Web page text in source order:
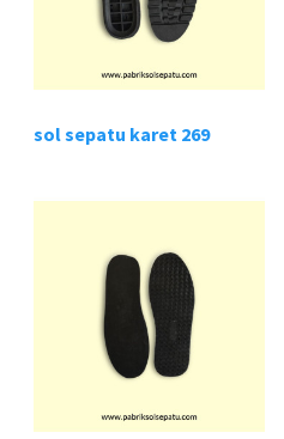
sol sepatu karet 269